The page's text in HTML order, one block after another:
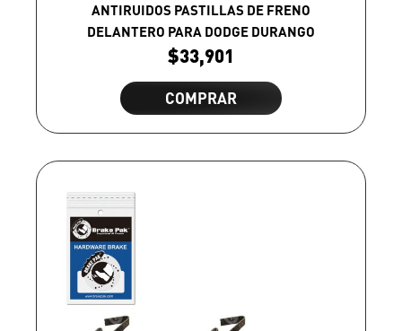
ANTIRUIDOS PASTILLAS DE FRENO
DELANTERO PARA DODGE DURANGO
$33,901
COMPRAR